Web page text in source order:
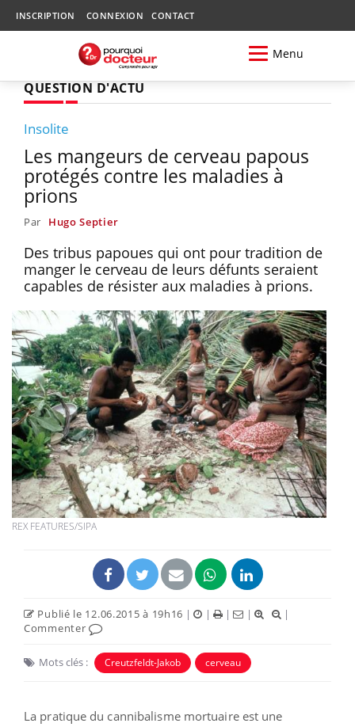
INSCRIPTION CONNEXION CONTACT
Menu
QUESTION D'ACTU
Insolite
Les mangeurs de cerveau papous
protégés contre les maladies à
prions
Par Hugo Septier
Des tribus papoues qui ont pour tradition de
manger le cerveau de leurs défunts seraient
capables de résister aux maladies à prions.
REX FEATURES/SIPA
Publié le 12.06.2015 à 19h16 | | | |
|
Commenter
Mots clés : Creutzfeldt-Jakob cerveau
La pratique du cannibalisme mortuaire est une